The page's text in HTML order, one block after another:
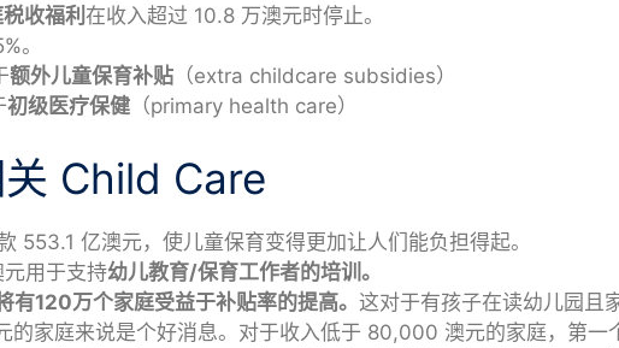
收福利 在收入超过 10.8 万澳元时停止。
。
额外儿童保育补贴 （extra childcare subsidies）
初级医疗保健 （primary health care）
Child Care
553.1 亿澳元，使儿童保育变得更加让人们能负担得起。
用于支持幼儿教育/保育工作者的培训。
有120万个家庭受益于补贴率的提高。 这对于有孩子在读幼儿园且
的家庭来说是个好消息。对于收入低于 80,000 澳元的家庭，第一